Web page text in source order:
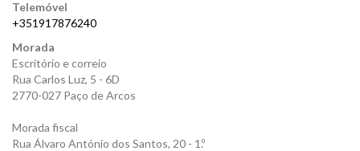
Telemóvel
+351917876240
Morada
Escritório e correio
Rua Carlos Luz, 5 - 6D
2770-027 Paço de Arcos
Morada fiscal
Rua Álvaro António dos Santos, 20 - 1.º